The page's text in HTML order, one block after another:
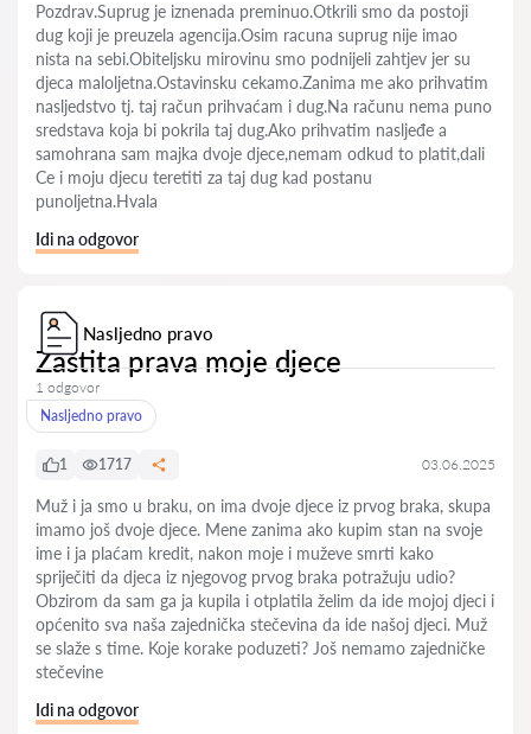
Pozdrav.Suprug je iznenada preminuo.Otkrili smo da postoji
dug koji je preuzela agencija.Osim racuna suprug nije imao
nista na sebi.Obiteljsku mirovinu smo podnijeli zahtjev jer su
djeca maloljetna.Ostavinsku cekamo.Zanima me ako prihvatim
nasljedstvo tj. taj račun prihvaćam i dug.Na računu nema puno
sredstava koja bi pokrila taj dug.Ako prihvatim nasljeđe a
samohrana sam majka dvoje djece,nemam odkud to platit,dali
Ce i moju djecu teretiti za taj dug kad postanu
punoljetna.Hvala
Idi na odgovor
Nasljedno pravo
Zaštita prava moje djece
1 odgovor
Nasljedno pravo
1 1717 03.06.2025
Muž i ja smo u braku, on ima dvoje djece iz prvog braka, skupa
imamo još dvoje djece. Mene zanima ako kupim stan na svoje
ime i ja plaćam kredit, nakon moje i muževe smrti kako
spriječiti da djeca iz njegovog prvog braka potražuju udio?
Obzirom da sam ga ja kupila i otplatila želim da ide mojoj djeci i
općenito sva naša zajednička stečevina da ide našoj djeci. Muž
se slaže s time. Koje korake poduzeti? Još nemamo zajedničke
stečevine
Idi na odgovor